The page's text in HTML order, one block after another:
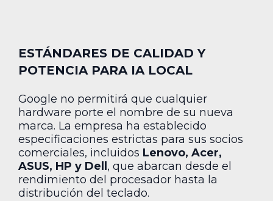
ESTÁNDARES DE CALIDAD Y
POTENCIA PARA IA LOCAL
Google no permitirá que cualquier
hardware porte el nombre de su nueva
marca. La empresa ha establecido
especificaciones estrictas para sus socios
comerciales, incluidos Lenovo, Acer,
ASUS, HP y Dell , que abarcan desde el
rendimiento del procesador hasta la
distribución del teclado.